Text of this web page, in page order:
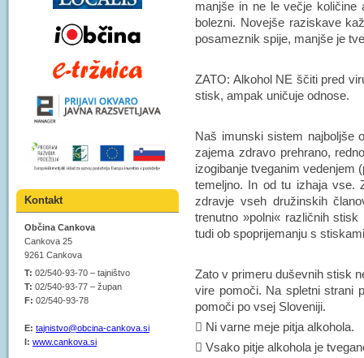
Kontakt
Občina Cankova
Cankova 25
9261 Cankova
T: 02/540-93-70 – tajništvo
T: 02/540-93-77 – župan
F: 02/540-93-78
E: tajnistvo@obcina-cankova.si
I: www.cankova.si
manjše in ne le večje količine
bolezni. Novejše raziskave
posameznik spije, manjše je
ZATO: Alkohol NE ščiti pred
stisk, ampak uničuje odnose.
Naš imunski sistem najboljše
zajema zdravo prehrano,
izogibanje tveganim vedenjem
temeljno. In od tu izhaja vse.
zdravje vseh družinskih
trenutno »polni« različnih
tudi ob spoprijemanju s
Zato v primeru duševnih stisk
vire pomoči. Na spletni strani
pomoči po vsej Sloveniji.
 Ni varne meje pitja alkohola.
 Vsako pitje alkohola je